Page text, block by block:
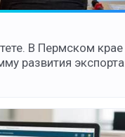
В Пермском крае
развития экспорта